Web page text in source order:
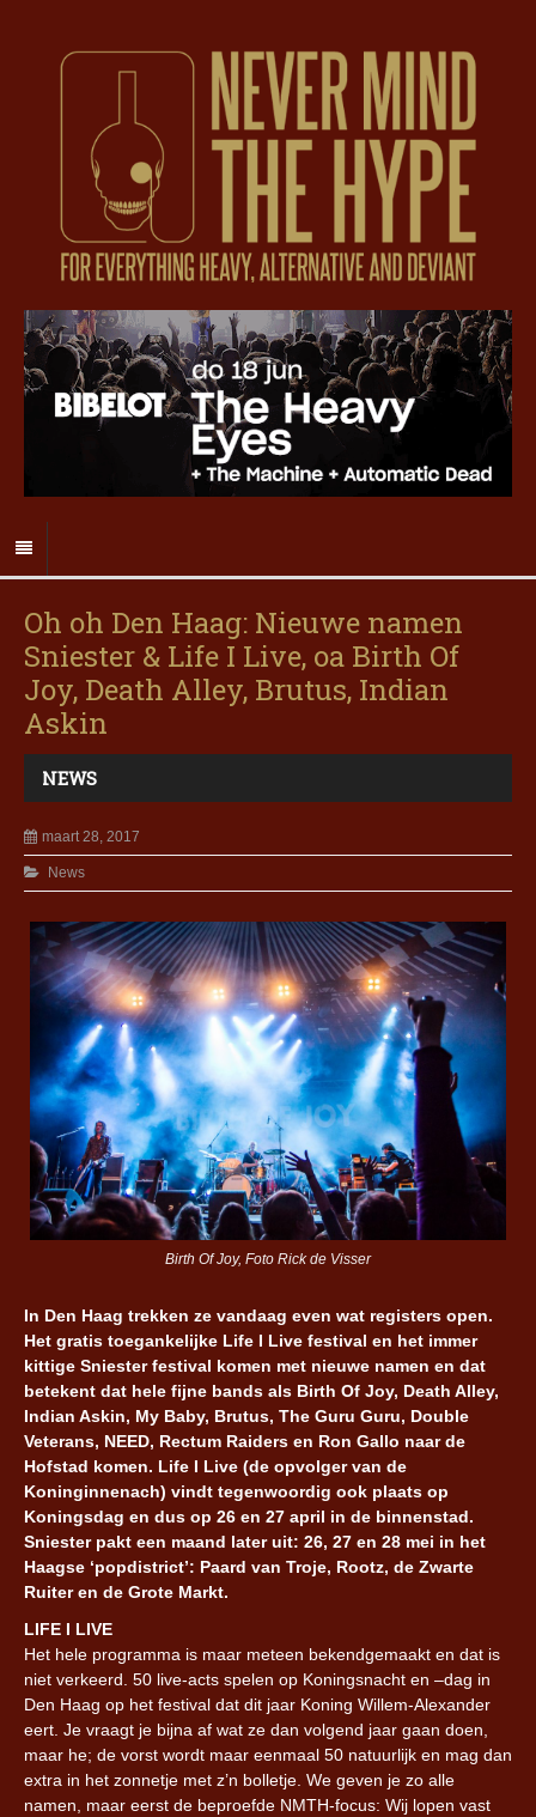
Oh oh Den Haag: Nieuwe namen
Sniester & Life I Live, oa Birth Of
Joy, Death Alley, Brutus, Indian
Askin
NEWS
maart 28, 2017
News
Birth Of Joy, Foto Rick de Visser
In Den Haag trekken ze vandaag even wat registers open.
Het gratis toegankelijke Life I Live festival en het immer
kittige Sniester festival komen met nieuwe namen en dat
betekent dat hele fijne bands als Birth Of Joy, Death Alley,
Indian Askin, My Baby, Brutus, The Guru Guru, Double
Veterans, NEED, Rectum Raiders en Ron Gallo naar de
Hofstad komen. Life I Live (de opvolger van de
Koninginnenach) vindt tegenwoordig ook plaats op
Koningsdag en dus op 26 en 27 april in de binnenstad.
Sniester pakt een maand later uit: 26, 27 en 28 mei in het
Haagse ‘popdistrict’: Paard van Troje, Rootz, de Zwarte
Ruiter en de Grote Markt.
LIFE I LIVE
Het hele programma is maar meteen bekendgemaakt en dat is
niet verkeerd. 50 live-acts spelen op Koningsnacht en –dag in
Den Haag op het festival dat dit jaar Koning Willem-Alexander
eert. Je vraagt je bijna af wat ze dan volgend jaar gaan doen,
maar he; de vorst wordt maar eenmaal 50 natuurlijk en mag dan
extra in het zonnetje met z’n bolletje. We geven je zo alle
namen, maar eerst de beproefde NMTH-focus: Wij lopen vast